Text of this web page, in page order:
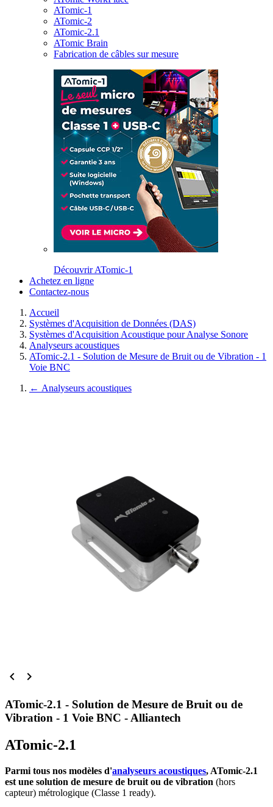
ATomic-1
ATomic-2
ATomic-2.1
ATomic Brain
Fabrication de câbles sur mesure
Découvrir ATomic-1
Achetez en ligne
Contactez-nous
Accueil
Systèmes d'Acquisition de Données (DAS)
Systèmes d'Acquisition Acoustique pour Analyse Sonore
Analyseurs acoustiques
ATomic-2.1 - Solution de Mesure de Bruit ou de Vibration - 1
Voie BNC
← Analyseurs acoustiques
 
ATomic-2.1 - Solution de Mesure de Bruit ou de
Vibration - 1 Voie BNC - Alliantech
ATomic-2.1
Parmi tous nos modèles d'analyseurs acoustiques, ATomic-2.1
est une solution de mesure de bruit ou de vibration (hors
capteur) métrologique (Classe 1 ready).